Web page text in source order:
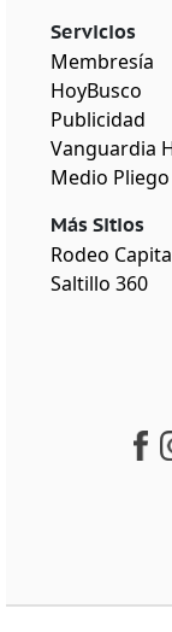
Servicios
Membresía
HoyBusco
Publicidad
Vanguardia
Medio Pliego
Más Sitios
Rodeo
Saltillo 360